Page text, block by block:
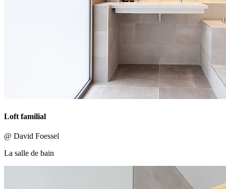
Loft familial
@ David Foessel
La salle de bain